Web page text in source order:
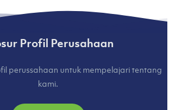
Profil Perusahaan
perussahaan untuk mempelajari tentang
kami.